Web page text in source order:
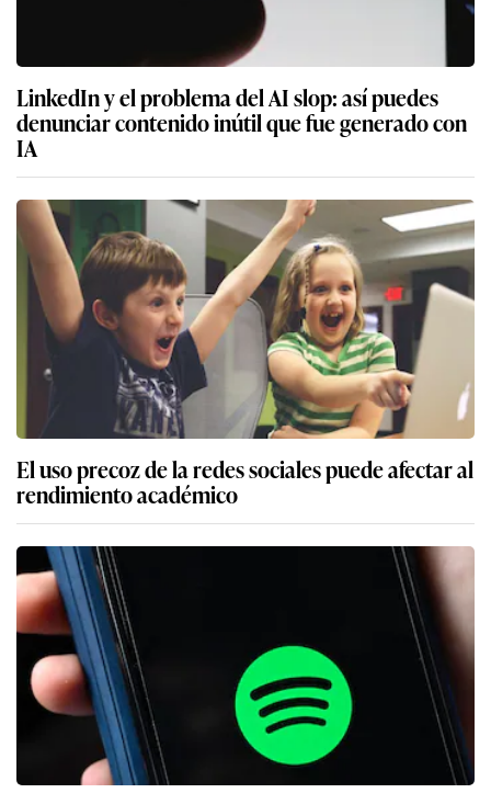
LinkedIn y el problema del AI slop: así puedes
denunciar contenido inútil que fue generado con
IA
El uso precoz de la redes sociales puede afectar al
rendimiento académico